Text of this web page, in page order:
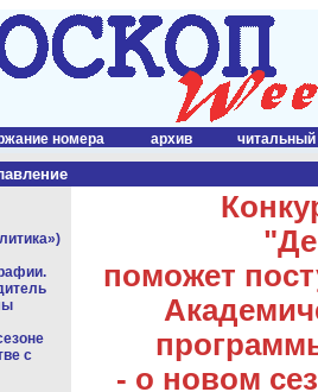
номера архив читальный
с
поможет
- о новом